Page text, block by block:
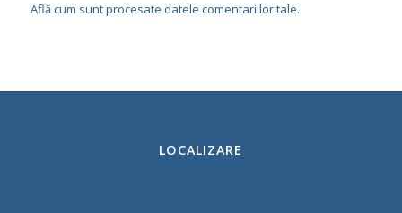
Află cum sunt procesate datele comentariilor tale.
LOCALIZARE